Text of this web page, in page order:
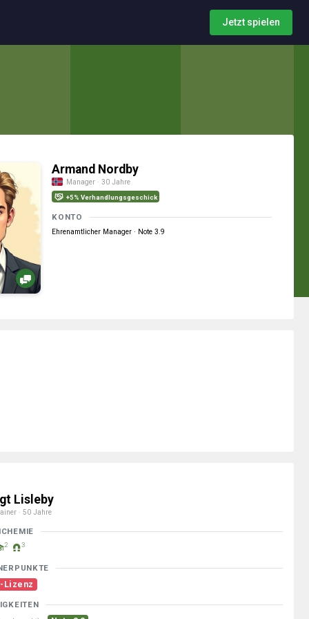
Jetzt spielen
Armand Nordby
Manager · 30 Jahre
+5% Verhandlungsgeschick
KONTO
Ehrenamtlicher Manager · Note 3.9
Lisleby
· 50 Jahre
2 3
Lizenz